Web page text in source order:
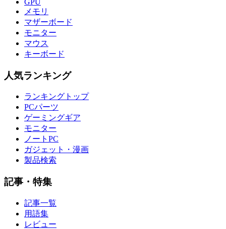
メモリ
マザーボード
モニター
マウス
キーボード
人気ランキング
ランキングトップ
PCパーツ
ゲーミングギア
モニター
ノートPC
ガジェット・漫画
製品検索
記事・特集
記事一覧
用語集
レビュー